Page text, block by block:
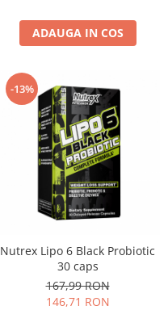
ADAUGA IN COS
-13%
Nutrex Lipo 6 Black Probiotic
30 caps
167,99 RON
146,71 RON